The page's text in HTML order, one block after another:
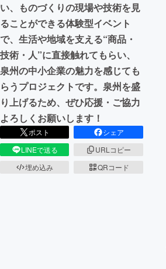
CAMPFIREふるさと納税machi-ya
い、ものづくりの現場や技術を見
ることができる体験型イベント
で、生活や地域を支える“商品・
技術・人”に直接触れてもらい、
泉州の中小企業の魅力を感じても
らうプロジェクトです。泉州を盛
り上げるため、ぜひ応援・ご協力
よろしくお願いします！
ポスト
シェア
LINEで送る
URLコピー
埋め込み
QRコード